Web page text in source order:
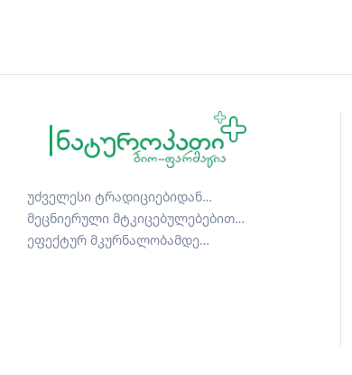
უძველესი ტრადიციებიდან…
მეცნიერული მტკიცებულებებით…
ეფექტურ მკურნალობამდე…